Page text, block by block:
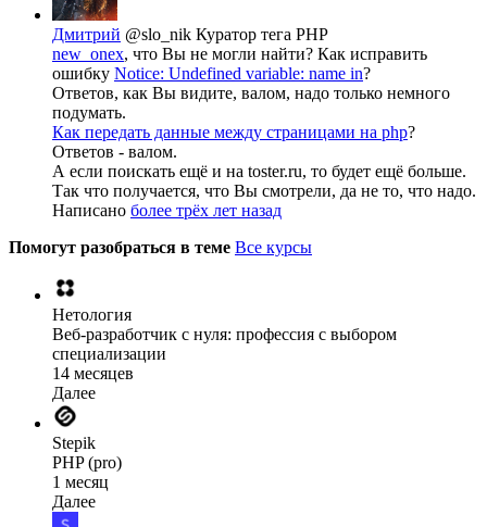
Дмитрий @slo_nik Куратор тега PHP
new_onex, что Вы не могли найти? Как исправить
ошибку Notice: Undefined variable: name in?
Ответов, как Вы видите, валом, надо только немного
подумать.
Как передать данные между страницами на php?
Ответов - валом.
А если поискать ещё и на toster.ru, то будет ещё больше.
Так что получается, что Вы смотрели, да не то, что надо.
Написано более трёх лет назад
Помогут разобраться в теме Все курсы
Нетология
Веб-разработчик с нуля: профессия с выбором
специализации
14 месяцев
Далее
Stepik
PHP (pro)
1 месяц
Далее